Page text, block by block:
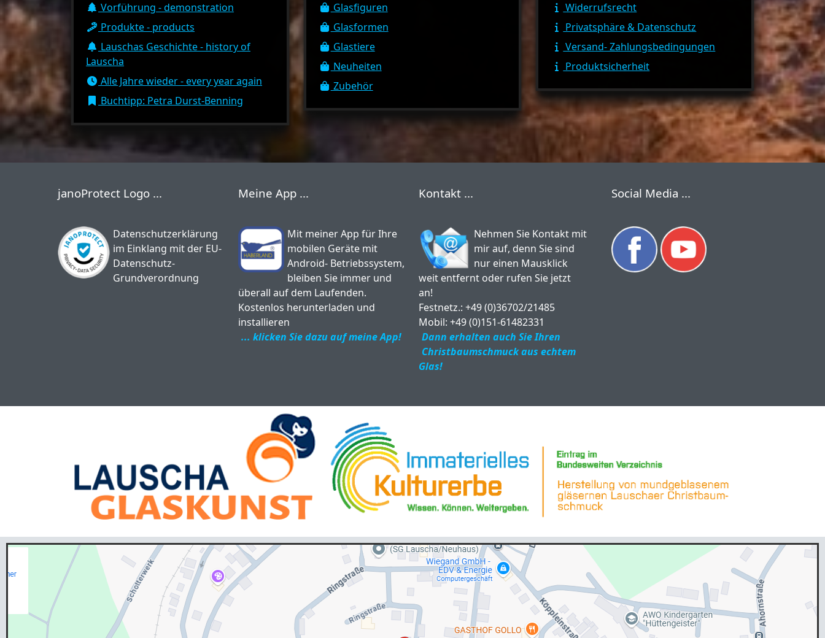
Vorführung - demonstration
Produkte - products
Lauschas Geschichte - history of
Lauscha
Alle Jahre wieder - every year again
Buchtipp: Petra Durst-Benning
Glasfiguren
Glasformen
Glastiere
Neuheiten
Zubehör
Widerrufsrecht
Privatsphäre & Datenschutz
Versand- Zahlungsbedingungen
Produktsicherheit
janoProtect Logo ...
Datenschutzerklärung
im Einklang mit der EU-
Datenschutz-
Grundverordnung
Meine App ...
Mit meiner App für Ihre
mobilen Geräte mit
Android- Betriebssystem,
bleiben Sie immer und
überall auf dem Laufenden.
Kostenlos herunterladen und
installieren
... klicken Sie dazu auf meine App!
Kontakt ...
Nehmen Sie Kontakt mit
mir auf, denn Sie sind
nur einen Mausklick
weit entfernt oder rufen Sie jetzt
an!
Festnetz.: +49 (0)36702/21485
Mobil: +49 (0)151-61482331
Dann erhalten auch Sie Ihren
Christbaumschmuck aus echtem
Glas!
Social Media ...